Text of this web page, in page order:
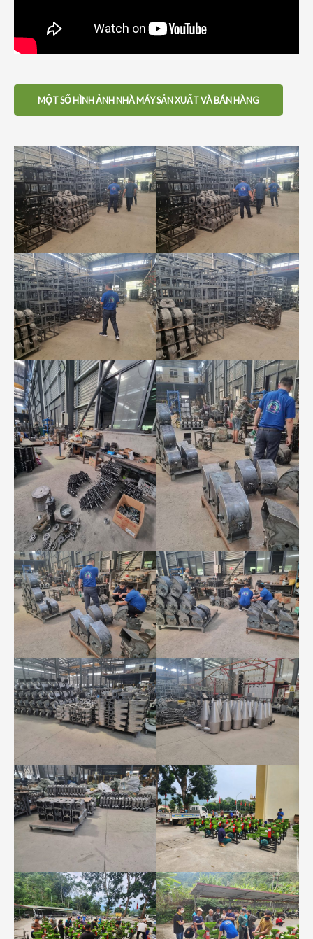
MỘT SỐ HÌNH ẢNH NHÀ MÁY SẢN XUẤT VÀ BÁN HÀNG